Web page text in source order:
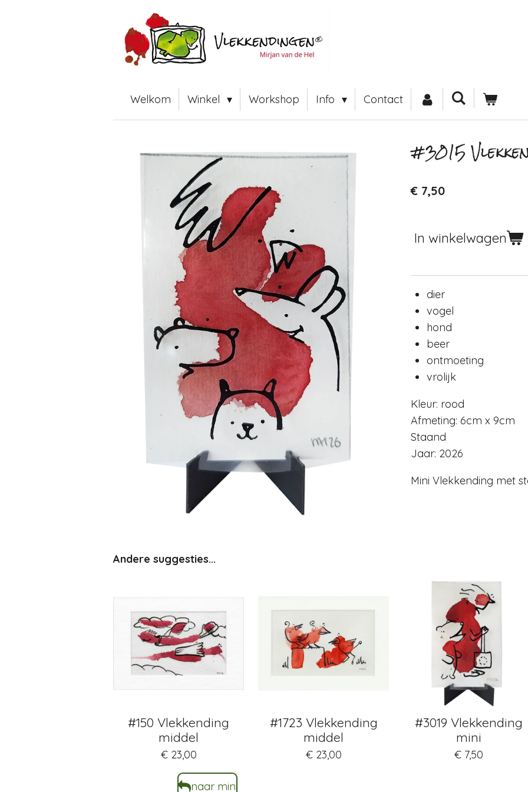
Welkom Winkel Workshop Info Contact
#3015
€ 7,50
In winkelwagen
dier
vogel
hond
beer
ontmoeting
vrolijk
Kleur: rood
Afmeting: 6cm x 9cm
Staand
Jaar: 2026
Mini Vlekkending met
Andere suggesties...
#150 Vlekkending
middel
€ 23,00
#1723 Vlekkending
middel
€ 23,00
#3019 Vlekkending
mini
€ 7,50
naar mini